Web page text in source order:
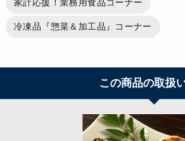
家計応援！業務用食品コーナー
冷凍品『惣菜＆加工品』コーナー
この商品の取扱